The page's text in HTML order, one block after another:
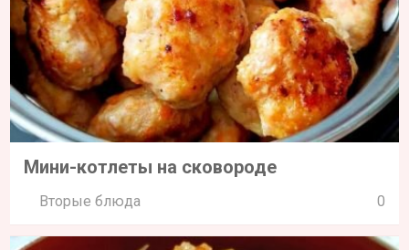
Мини-котлеты на сковороде
Вторые блюда 0